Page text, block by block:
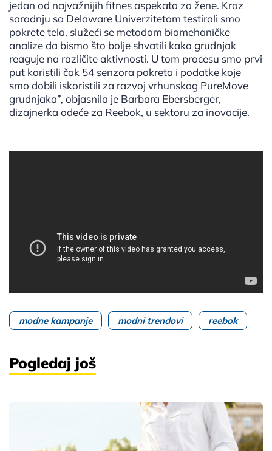
jedan od najvažnijih fitnes aspekata za žene. Kroz
saradnju sa Delaware Univerzitetom testirali smo
pokrete tela, služeći se metodom biomehaničke
analize da bismo što bolje shvatili kako grudnjak
reaguje na različite aktivnosti. U tom procesu smo prvi
put koristili čak 54 senzora pokreta i podatke koje
smo dobili iskoristili za razvoj vrhunskog PureMove
grudnjaka”, objasnila je Barbara Ebersberger,
dizajnerka odeće za Reebok, u sektoru za inovacije.
modne kampanje modni trendovi reebok
Pogledaj još